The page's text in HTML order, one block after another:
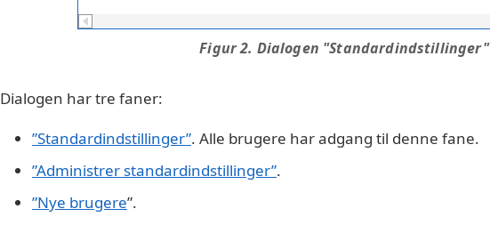
Figur 2. Dialogen "Standardindstillinger"
Dialogen har tre faner:
”Standardindstillinger”. Alle brugere har adgang til denne fane.
”Administrer standardindstillinger”.
”Nye brugere”.